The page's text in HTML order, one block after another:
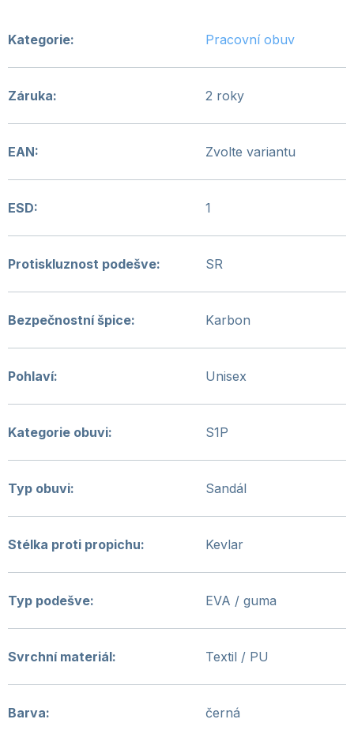
Kategorie: Pracovní obuv
Záruka: 2 roky
EAN: Zvolte variantu
ESD: 1
Protiskluznost podešve: SR
Bezpečnostní špice: Karbon
Pohlaví: Unisex
Kategorie obuvi: S1P
Typ obuvi: Sandál
Stélka proti propichu: Kevlar
Typ podešve: EVA / guma
Svrchní materiál: Textil / PU
Barva: černá